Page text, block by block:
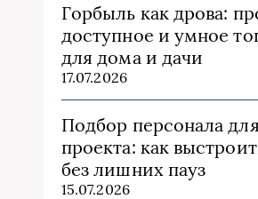
Горбыль как дрова:
доступное и умное
для дома и дачи
17.07.2026
Подбор персонала для
проекта: как
без лишних пауз
15.07.2026